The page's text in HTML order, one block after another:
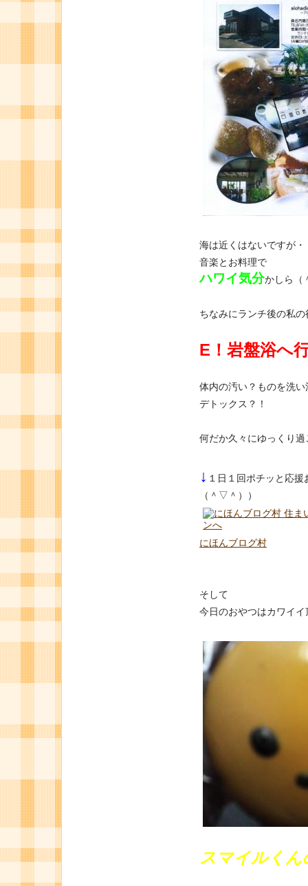
海は近くはないですが・
音楽とお料理で
ハワイ気分かしら（
ちなみにランチ後の私
E！岩盤浴へ
体内の汚い？ものを洗
デトックス？！
何だか久々にゆっくり過
↓ １日１回ポチッと応
（＾▽＾））
にほんブログ村
そして
今日のおやつはカワイイ
スマイルくん